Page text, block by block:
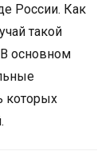
России. Как
такой
основном
которых